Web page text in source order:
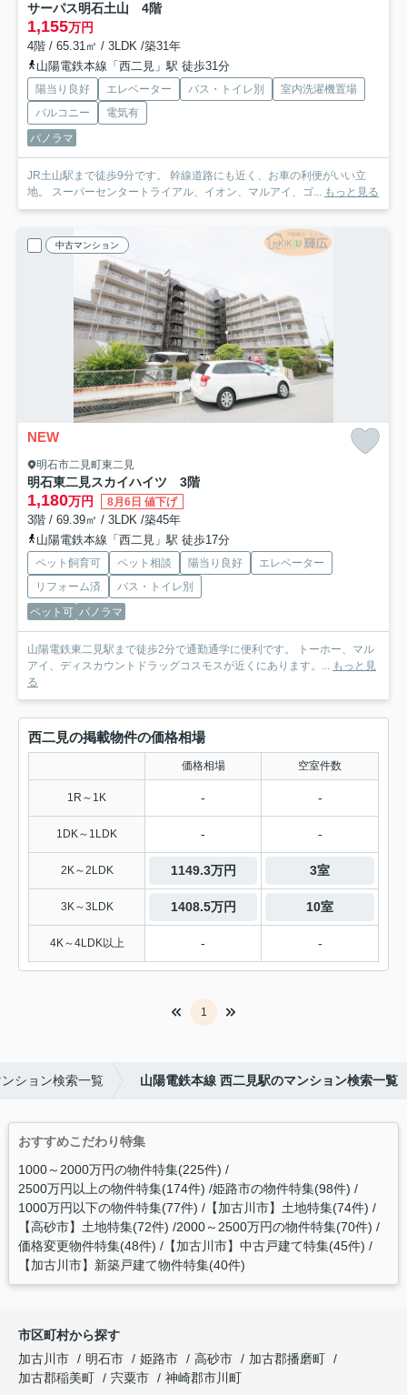
サーパス明石土山 4階
1,155万円
4階 / 65.31㎡ / 3LDK /築31年
山陽電鉄本線「西二見」駅 徒歩31分
陽当り良好 エレベーター バス・トイレ別
室内洗濯機置場
バルコニー
電気有
パノラマ
JR土山駅まで徒歩9分です。 幹線道路にも近く、お車の利便がいい立
地。 スーパーセンタートライアル、イオン、マルアイ、ゴ... もっと見る
中古マンション
NEW
明石市二見町東二見
明石東二見スカイハイツ 3階
1,180万円 8月6日 値下げ
3階 / 69.39㎡ / 3LDK /築45年
山陽電鉄本線「西二見」駅 徒歩17分
ペット飼育可 ペット相談 陽当り良好
エレベーター
リフォーム済
バス・トイレ別
ペット可 パノラマ
山陽電鉄東二見駅まで徒歩2分で通勤通学に便利です。 トーホー、マル
アイ、ディスカウントドラッグコスモスが近くにあります。... もっと見
る
西二見の掲載物件の価格相場
価格相場 空室件数
1R～1K - -
1DK～1LDK - -
2K～2LDK 1149.3万円 3室
3K～3LDK 1408.5万円 10室
4K～4LDK以上 - -
1
ション検索一覧 山陽電鉄本線 西二見駅のマンション検索一覧
おすすめこだわり特集
1000～2000万円の物件特集(225件)
2500万円以上の物件特集(174件) 姫路市の物件特集(98件)
1000万円以下の物件特集(77件) 【加古川市】土地特集(74件)
【高砂市】土地特集(72件) 2000～2500万円の物件特集(70件)
価格変更物件特集(48件) 【加古川市】中古戸建て特集(45件)
【加古川市】新築戸建て物件特集(40件)
市区町村から探す
加古川市
明石市 姫路市 高砂市
加古郡播磨町
加古郡稲美町
宍粟市
神崎郡市川町